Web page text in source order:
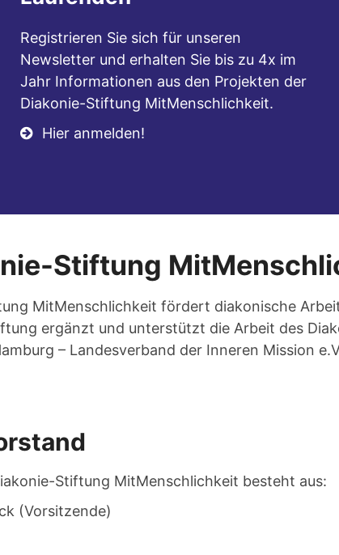
Registrieren Sie sich für unseren
Newsletter und erhalten Sie bis zu 4x im
Jahr Informationen aus den Projekten der
Diakonie-Stiftung MitMenschlichkeit.
Hier anmelden!
Stiftung
MitMenschlichkeit fördert diakonische
ergänzt und unterstützt die Arbeit des
– Landesverband der Inneren Mission
Stiftung MitMenschlichkeit besteht aus:
(Vorsitzende)